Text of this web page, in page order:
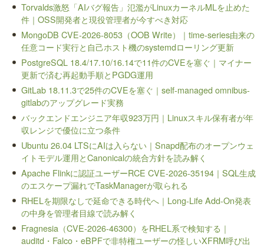
Torvalds激怒「AIバグ報告」氾濫がLinuxカーネルMLを止めた
件｜OSS開発者と現役管理者が今すべき対応
MongoDB CVE-2026-8053（OOB Write）｜time-series由来の
任意コード実行と自己ホスト機のsystemdローリング更新
PostgreSQL 18.4/17.10/16.14で11件のCVEを塞ぐ｜マイナー
更新で済む再起動手順とPGDG運用
GitLab 18.11.3で25件のCVEを塞ぐ｜self-managed omnibus-
gitlabのアップグレード実務
バックエンドエンジニア年収923万円｜Linuxスキル保有者が年
収レンジで優位に立つ条件
Ubuntu 26.04 LTSにAIは入らない｜Snapd配布のオープンウェ
イトモデル運用とCanonicalの統合方針を読み解く
Apache Flinkに認証ユーザーRCE CVE-2026-35194｜SQL生成
のエスケープ漏れでTaskManagerが取られる
RHELを期限なしで延命できる時代へ｜Long-Life Add-On発表
の中身を管理者目線で読み解く
Fragnesia（CVE-2026-46300）をRHEL系で検知する｜
auditd・Falco・eBPFで非特権ユーザーの怪しいXFRM呼び出